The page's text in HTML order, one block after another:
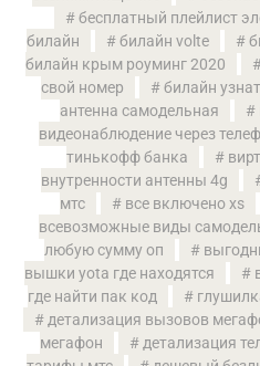
бесплатный плейлист
билайн
билайн volte
билайн крым роуминг 2020
свой номер
билайн
антенна самодельная
видеонаблюдение через
тинькофф банка
внутренности антенны 4g
мтс
все включено xs
всевозможные виды
любую сумму оп
вышки yota где находятся
где найти пак код
детализация вызовов
мегафон
детализация